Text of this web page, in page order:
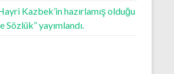
Kazbek’in hazırlamış olduğu
Sözlük” yayımlandı.